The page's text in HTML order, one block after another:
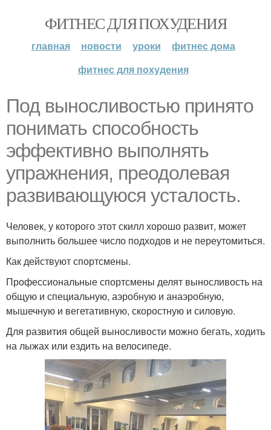
ФИТНЕС ДЛЯ ПОХУДЕНИЯ
главная новости уроки
фитнес дома
фитнес для похудения
Под выносливостью принято
понимать способность
эффективно выполнять
упражнения, преодолевая
развивающуюся усталость.
Человек, у которого этот скилл хорошо развит, может
выполнить большее число подходов и не переутомиться.
Как действуют спортсмены.
Профессиональные спортсмены делят выносливость на
общую и специальную, аэробную и анаэробную,
мышечную и вегетативную, скоростную и силовую.
Для развития общей выносливости можно бегать, ходить
на лыжах или ездить на велосипеде.